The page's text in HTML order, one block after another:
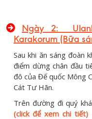
Ngày 2:
Karakorum (Bữa
Sau khi ăn sáng đoàn
điểm dừng chân đầu
đô của Đế quốc Mông
Cát Tư Hãn.
Trên đường đi quý
(click để xem chi tiết)